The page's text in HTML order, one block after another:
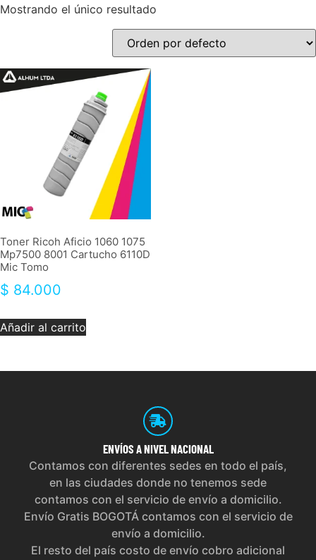
Mostrando el único resultado
Toner Ricoh Aficio 1060 1075
Mp7500 8001 Cartucho 6110D
Mic Tomo
$ 84.000
Añadir al carrito
ENVÍOS A NIVEL NACIONAL
Contamos con diferentes sedes en todo el país,
en las ciudades donde no tenemos sede
contamos con el servicio de envío a domicilio.
Envío Gratis BOGOTÁ contamos con el servicio de
envío a domicilio.
El resto del país costo de envío cobro adicional